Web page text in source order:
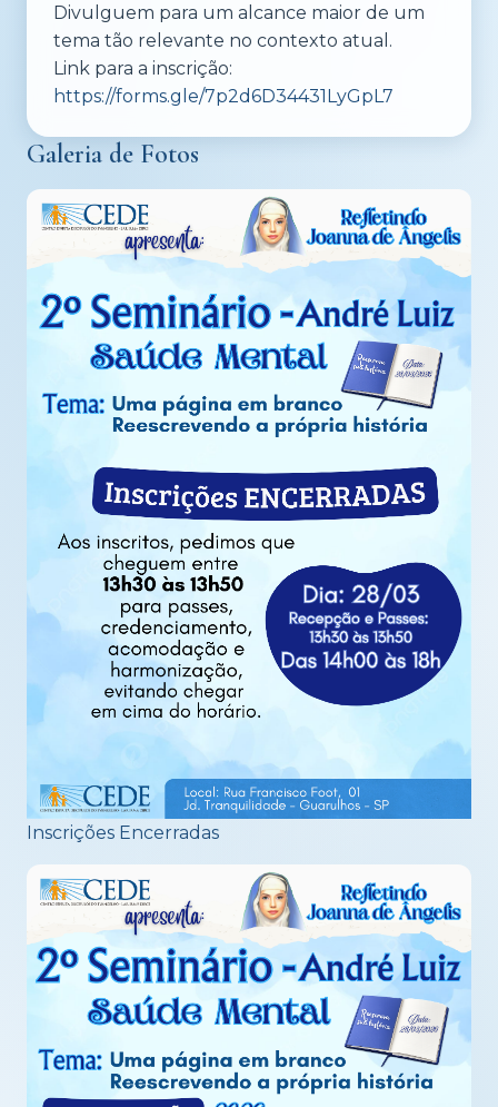
Divulguem para um alcance maior de um
tema tão relevante no contexto atual.
Link para a inscrição:
https://forms.gle/7p2d6D34431LyGpL7
Galeria de Fotos
Inscrições Encerradas